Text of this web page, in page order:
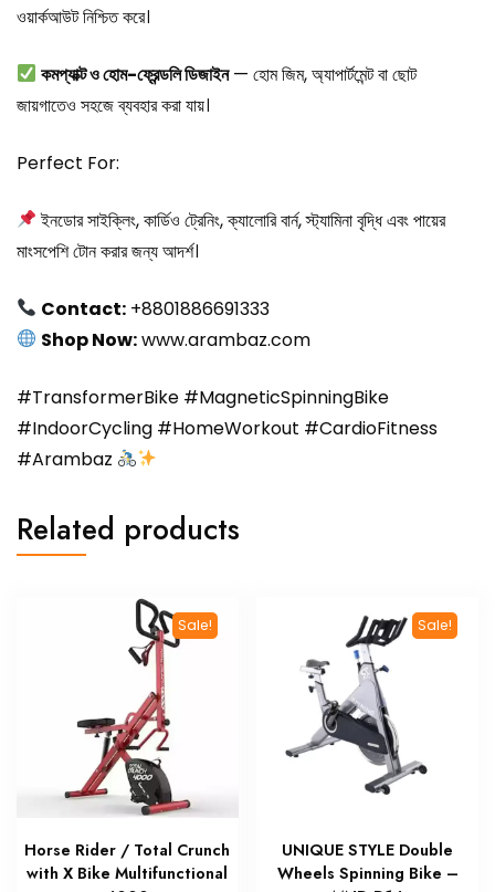
ওয়ার্কআউট নিশ্চিত করে।
কমপ্যাক্ট ও হোম-ফ্রেন্ডলি ডিজাইন— হোম জিম, অ্যাপার্টমেন্ট বা ছোট
জায়গাতেও সহজে ব্যবহার করা যায়।
Perfect For:
ইনডোর সাইক্লিং, কার্ডিও ট্রেনিং, ক্যালোরি বার্ন, স্ট্যামিনা বৃদ্ধি এবং পায়ের
মাংসপেশি টোন করার জন্য আদর্শ।
Contact: +8801886691333
Shop Now:www.arambaz.com
#TransformerBike #MagneticSpinningBike
#IndoorCycling #HomeWorkout #CardioFitness
#Arambaz
Related products
Sale!
Horse Rider / Total Crunch
with X Bike Multifunctional
Sale!
UNIQUE STYLE Double
Wheels Spinning Bike –